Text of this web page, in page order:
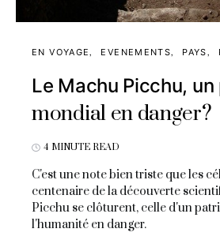
EN VOYAGE EVENEMENTS PAYS
Le Machu Picchu,
mondial en danger?
4 MINUTE READ
C'est une note bien triste que les
centenaire de la découverte
Picchu se clôturent, celle d'un
l'humanité en danger.